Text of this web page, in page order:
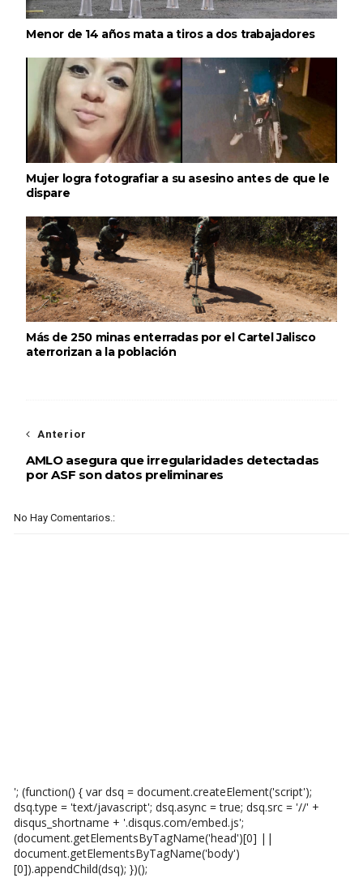
Menor de 14 años mata a tiros a dos trabajadores
Mujer logra fotografiar a su asesino antes de que le
dispare
Más de 250 minas enterradas por el Cartel Jalisco
aterrorizan a la población
Anterior
AMLO asegura que irregularidades detectadas
por ASF son datos preliminares
No Hay Comentarios.:
'; (function() { var dsq = document.createElement('script');
dsq.type = 'text/javascript'; dsq.async = true; dsq.src = '//' +
disqus_shortname + '.disqus.com/embed.js';
(document.getElementsByTagName('head')[0] ||
document.getElementsByTagName('body')
[0]).appendChild(dsq); })();